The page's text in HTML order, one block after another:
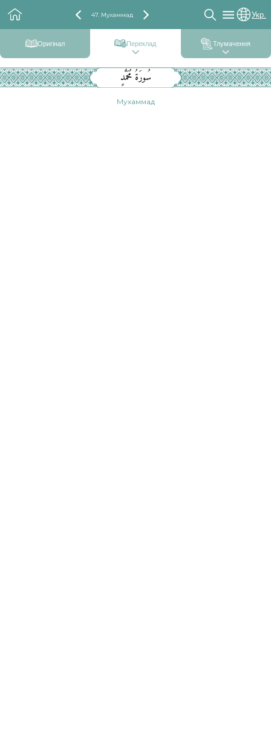
47. Мухаммад Укр.
Оригінал Переклад Тлумачення
سُورَةُ مُحَمَّدٍ
Мухаммад